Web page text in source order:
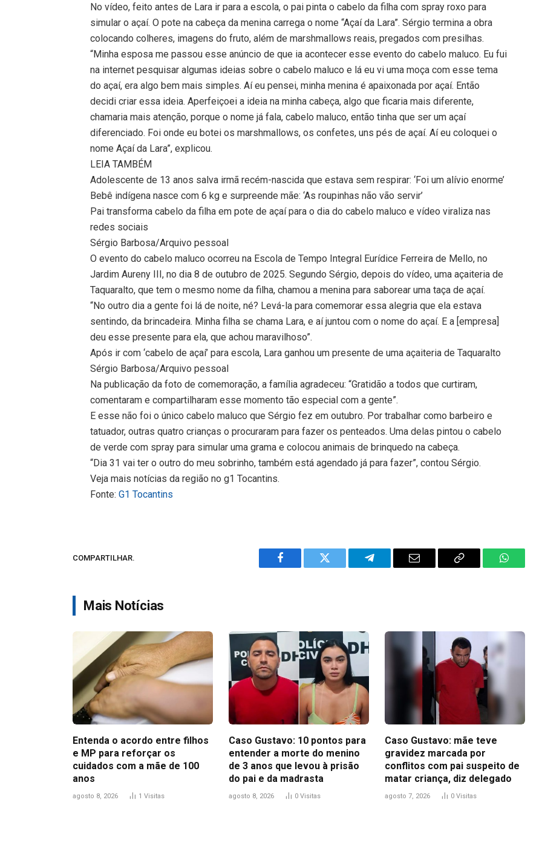
No vídeo, feito antes de Lara ir para a escola, o pai pinta o cabelo da filha com spray roxo para
simular o açaí. O pote na cabeça da menina carrega o nome “Açaí da Lara”. Sérgio termina a obra
colocando colheres, imagens do fruto, além de marshmallows reais, pregados com presilhas.
“Minha esposa me passou esse anúncio de que ia acontecer esse evento do cabelo maluco. Eu fui
na internet pesquisar algumas ideias sobre o cabelo maluco e lá eu vi uma moça com esse tema
do açaí, era algo bem mais simples. Aí eu pensei, minha menina é apaixonada por açaí. Então
decidi criar essa ideia. Aperfeiçoei a ideia na minha cabeça, algo que ficaria mais diferente,
chamaria mais atenção, porque o nome já fala, cabelo maluco, então tinha que ser um açaí
diferenciado. Foi onde eu botei os marshmallows, os confetes, uns pés de açaí. Aí eu coloquei o
nome Açaí da Lara”, explicou.
LEIA TAMBÉM
Adolescente de 13 anos salva irmã recém-nascida que estava sem respirar: ‘Foi um alívio enorme’
Bebê indígena nasce com 6 kg e surpreende mãe: ‘As roupinhas não vão servir’
Pai transforma cabelo da filha em pote de açaí para o dia do cabelo maluco e vídeo viraliza nas
redes sociais
Sérgio Barbosa/Arquivo pessoal
O evento do cabelo maluco ocorreu na Escola de Tempo Integral Eurídice Ferreira de Mello, no
Jardim Aureny III, no dia 8 de outubro de 2025. Segundo Sérgio, depois do vídeo, uma açaiteria de
Taquaralto, que tem o mesmo nome da filha, chamou a menina para saborear uma taça de açaí.
“No outro dia a gente foi lá de noite, né? Levá-la para comemorar essa alegria que ela estava
sentindo, da brincadeira. Minha filha se chama Lara, e aí juntou com o nome do açaí. E a [empresa]
deu esse presente para ela, que achou maravilhoso”.
Após ir com ‘cabelo de açaí’ para escola, Lara ganhou um presente de uma açaiteria de Taquaralto
Sérgio Barbosa/Arquivo pessoal
Na publicação da foto de comemoração, a família agradeceu: “Gratidão a todos que curtiram,
comentaram e compartilharam esse momento tão especial com a gente”.
E esse não foi o único cabelo maluco que Sérgio fez em outubro. Por trabalhar como barbeiro e
tatuador, outras quatro crianças o procuraram para fazer os penteados. Uma delas pintou o cabelo
de verde com spray para simular uma grama e colocou animais de brinquedo na cabeça.
“Dia 31 vai ter o outro do meu sobrinho, também está agendado já para fazer”, contou Sérgio.
Veja mais notícias da região no g1 Tocantins.
Fonte:G1 Tocantins
COMPARTILHAR.
Facebook Twitter Telegram Email
Copy
WhatsApp
Mais Notícias
Entenda o acordo entre filhos
e MP para reforçar os
cuidados com a mãe de 100
anos
agosto 8, 2026 1 Visitas
Caso Gustavo: 10 pontos para
entender a morte do menino
de 3 anos que levou à prisão
do pai e da madrasta
agosto 8, 2026 0 Visitas
Caso Gustavo: mãe teve
gravidez marcada por
conflitos com pai suspeito de
matar criança, diz delegado
agosto 7, 2026 0 Visitas